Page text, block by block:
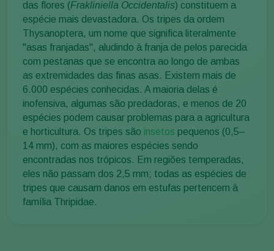
das flores (Frakliniella Occidentalis) constituem a
espécie mais devastadora. Os tripes da ordem
Thysanoptera, um nome que significa literalmente
"asas franjadas", aludindo à franja de pelos parecida
com pestanas que se encontra ao longo de ambas
as extremidades das finas asas. Existem mais de
6.000 espécies conhecidas. A maioria delas é
inofensiva, algumas são predadoras, e menos de 20
espécies podem causar problemas para a agricultura
e horticultura. Os tripes são insetos pequenos (0,5–
14 mm), com as maiores espécies sendo
encontradas nos trópicos. Em regiões temperadas,
eles não passam dos 2,5 mm; todas as espécies de
tripes que causam danos em estufas pertencem à
família Thripidae.